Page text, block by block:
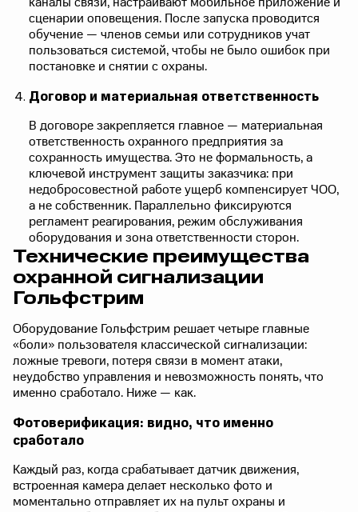
сценарии оповещения. После запуска проводится
обучение — членов семьи или сотрудников учат
пользоваться системой, чтобы не было ошибок при
постановке и снятии с охраны.
Договор и материальная ответственность
В договоре закрепляется главное — материальная
ответственность охранного предприятия за
сохранность имущества. Это не формальность, а
ключевой инструмент защиты заказчика: при
недобросовестной работе ущерб компенсирует ЧОО,
а не собственник. Параллельно фиксируются
регламент реагирования, режим обслуживания
оборудования и зона ответственности сторон.
Технические преимущества
охранной сигнализации
Гольфстрим
Оборудование Гольфстрим решает четыре главные
«боли» пользователя классической сигнализации:
ложные тревоги, потеря связи в момент атаки,
неудобство управления и невозможность понять, что
именно сработало. Ниже — как.
Фотоверификация: видно, что именно
сработало
Каждый раз, когда срабатывает датчик движения,
встроенная камера делает несколько фото и
моментально отправляет их на пульт охраны и